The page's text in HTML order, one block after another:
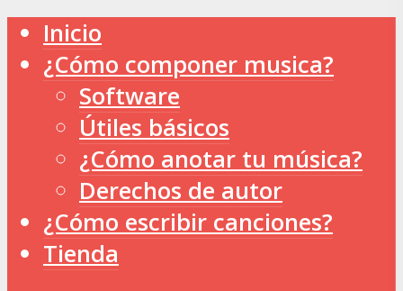
Inicio
¿Cómo componer musica?
Software
Útiles básicos
¿Cómo anotar tu música?
Derechos de autor
¿Cómo escribir canciones?
Tienda